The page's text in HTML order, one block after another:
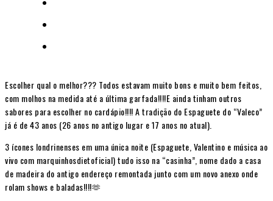
Escolher qual o melhor??? Todos estavam muito bons e muito bem feitos,
com molhos na medida até a última garfada!!!!E ainda tinham outros
sabores para escolher no cardápio!!!! A tradição do Espaguete do “Valeco”
já é de 43 anos (26 anos no antigo lugar e 17 anos no atual).
3 ícones londrinenses em uma única noite (Espaguete, Valentino e música ao
vivo com marquinhosdietoficial) tudo isso na “casinha”, nome dado a casa
de madeira do antigo endereço remontada junto com um novo anexo onde
rolam shows e baladas!!!!🫶